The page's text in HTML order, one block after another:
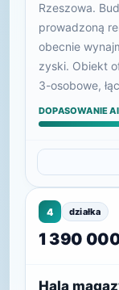
Rzeszowa.
prowadzoną
obecnie
zyski. Obiekt
3-osobowe,
DOPASOWANIE AI
4 działka
1 390 000
Hala